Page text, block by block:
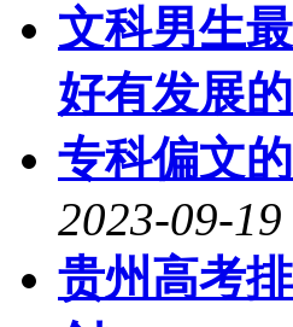
文科男生
好有发展
专科偏文
2023-09-
贵州高考